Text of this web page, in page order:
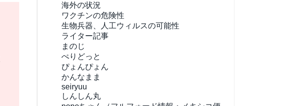
海外の状況
ワクチンの危険性
生物兵器、人工ウィルスの可能性
ライター記事
まのじ
ぺりどっと
ぴょんぴょん
かんなまま
seiryuu
しんしん丸